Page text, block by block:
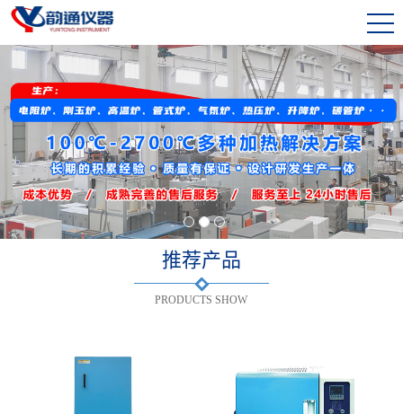
1 2 3
推荐产品
PRODUCTS SHOW